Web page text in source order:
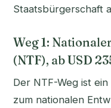
Staatsbürgerschaft
Weg 1:
(NTF), ab USD
Der NTF-Weg ist
zum nationalen